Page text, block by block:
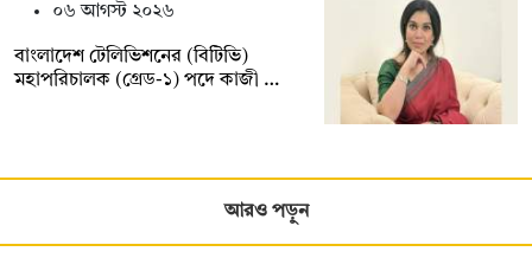
০৬ আগস্ট ২০২৬
বাংলাদেশ টেলিভিশনের (বিটিভি)
মহাপরিচালক (গ্রেড-১) পদে কাজী …
আরও পড়ুন